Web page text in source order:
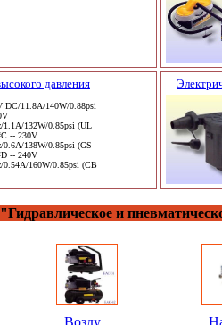
давления
DC/11.8A/140W/0.88psi
1.1A/132W/0.85psi (UL
-- 230V
0.6A/138W/0.85psi (GS
-- 240V
0.54A/160W/0.85psi (CB
"Гидравлическое и
Возду...